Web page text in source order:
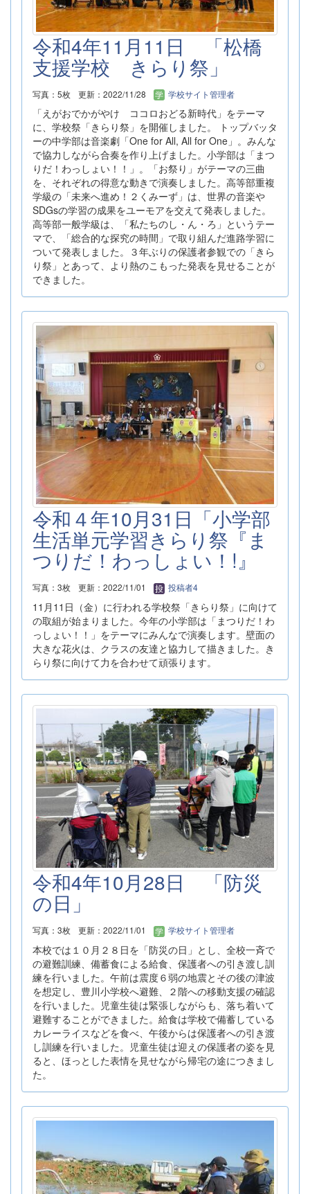
令和4年11月11日 「松橋
支援学校 きらり祭」
写真：5枚 更新：2022/11/28 学校サイト管理者
「えがおでかがやけ ココロおどる新時代」をテーマ
に、学校祭「きらり祭」を開催しました。 トップバッタ
ーの中学部は音楽劇「One for All, All for One」。みんな
で協力しながら合奏を作り上げました。小学部は「まつ
りだ！わっしょい！！」。「お祭り」がテーマの三曲
を、それぞれの得意な動きで演奏しました。高等部重複
学級の「未来へ進め！２くみーず」は、世界の音楽や
SDGsの学習の成果をユーモアを交えて発表しました。
高等部一般学級は、「私たちのし・ん・ろ」というテー
マで、「総合的な探究の時間」で取り組んだ進路学習に
ついて発表しました。３年ぶりの保護者参観での「きら
り祭」とあって、より熱のこもった発表を見せることが
できました。
令和４年10月31日「小学部
生活単元学習きらり祭『ま
つりだ！わっしょい！!』
写真：3枚 更新：2022/11/01 投稿者4
11月11日（金）に行われる学校祭「きらり祭」に向けて
の取組が始まりました。今年の小学部は「まつりだ！わ
っしょい！！」をテーマにみんなで演奏します。壁面の
大きな花火は、クラスの友達と協力して描きました。き
らり祭に向けて力を合わせて頑張ります。
令和4年10月28日 「防災
の日」
写真：3枚 更新：2022/11/01 学校サイト管理者
本校では１０月２８日を「防災の日」とし、全校一斉で
の避難訓練、備蓄食による給食、保護者への引き渡し訓
練を行いました。午前は震度６弱の地震とその後の津波
を想定し、豊川小学校へ避難、２階への移動支援の確認
を行いました。児童生徒は緊張しながらも、落ち着いて
避難することができました。給食は学校で備蓄している
カレーライスなどを食べ、午後からは保護者への引き渡
し訓練を行いました。児童生徒は迎えの保護者の姿を見
ると、ほっとした表情を見せながら帰宅の途につきまし
た。